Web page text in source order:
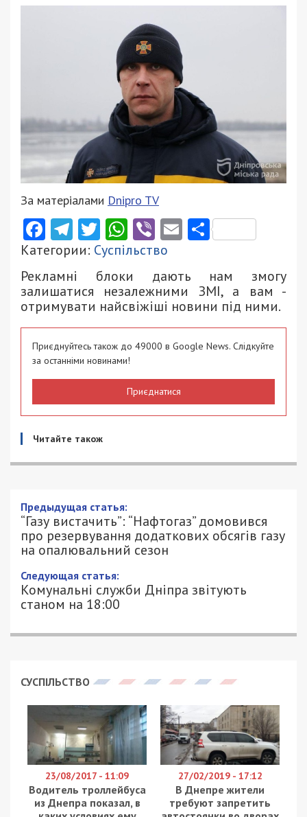
За матеріалами Dnipro TV
Facebook
Telegram
Twitter
WhatsApp
ViberEmail
Категории: Суспільство
Рекламні блоки дають нам змогу
залишатися незалежними ЗМІ, а вам -
отримувати найсвіжіші новини під ними.
Приєднуйтесь також до 49000 в Google News. Слідкуйте
за останніми новинами!
Приєднатися
Читайте також
“Газу вистачить”: “Нафтогаз”
домовився про резервування
додаткових обсягів газу на
18/01/2023 - 16:00
ПЕТРО ЩУКІН - СПЕЦИАЛЬНО ДЛЯ
та резервування додаткових обсягів природного
Про це у Facebookповідомивголова правління
компанії Олексій Чернишов.
“Чудові новини з Давосу — газу вистачить!